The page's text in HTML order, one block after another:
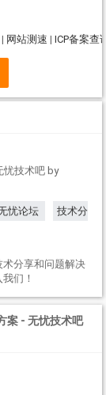
| 网站测速 | ICP备案查
忧技术吧 by
忧论坛 技术分
分享和问题解决
们！
案 - 无忧技术吧